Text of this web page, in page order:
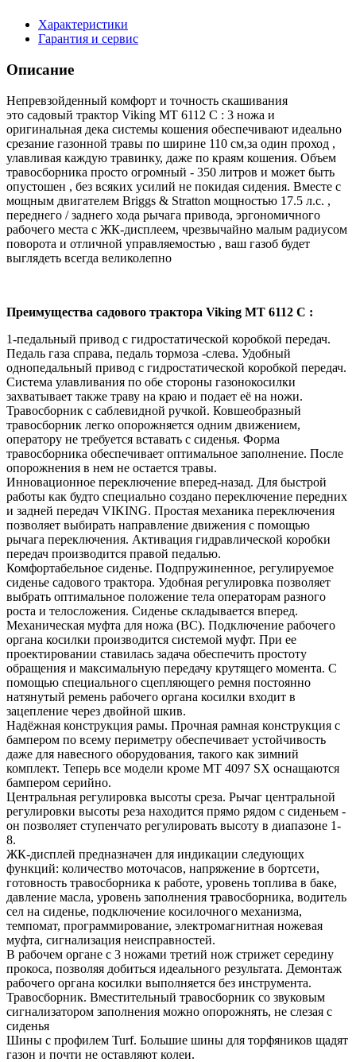
Характеристики
Гарантия и сервис
Описание
Непревзойденный комфорт и точность скашивания
это садовый трактор Viking МT 6112 C : 3 ножа и
оригинальная дека системы кошения обеспечивают идеально
срезание газонной травы по ширине 110 см,за один проход ,
улавливая каждую травинку, даже по краям кошения. Объем
травосборника просто огромный - 350 литров и может быть
опустошен , без всяких усилий не покидая сидения. Вместе с
мощным двигателем Briggs & Stratton мощностью 17.5 л.с. ,
переднего / заднего хода рычага привода, эргономичного
рабочего места с ЖК-дисплеем, чрезвычайно малым радиусом
поворота и отличной управляемостью , ваш газоб будет
выглядеть всегда великолепно
Преимущества садового трактора Viking МT 6112 C :
1-педальный привод с гидростатической коробкой передач.
Педаль газа справа, педаль тормоза -слева. Удобный
однопедальный привод с гидростатической коробкой передач.
Система улавливания по обе стороны газонокосилки
захватывает также траву на краю и подает её на ножи.
Травосборник с саблевидной ручкой. Ковшеобразный
травосборник легко опорожняется одним движением,
оператору не требуется вставать с сиденья. Форма
травосборника обеспечивает оптимальное заполнение. После
опорожнения в нем не остается травы.
Инновационное переключение вперед-назад. Для быстрой
работы как будто специально создано переключение передних
и задней передач VIKING. Простая механика переключения
позволяет выбирать направление движения с помощью
рычага переключения. Активация гидравлической коробки
передач производится правой педалью.
Комфортабельное сиденье. Подпружиненное, регулируемое
сиденье садового трактора. Удобная регулировка позволяет
выбрать оптимальное положение тела операторам разного
роста и телосложения. Сиденье складывается вперед.
Механическая муфта для ножа (BC). Подключение рабочего
органа косилки производится системой муфт. При ее
проектировании ставилась задача обеспечить простоту
обращения и максимальную передачу крутящего момента. С
помощью специального сцепляющего ремня постоянно
натянутый ремень рабочего органа косилки входит в
зацепление через двойной шкив.
Надёжная конструкция рамы. Прочная рамная конструкция с
бампером по всему периметру обеспечивает устойчивость
даже для навесного оборудования, такого как зимний
комплект. Теперь все модели кроме MT 4097 SX оснащаются
бампером серийно.
Центральная регулировка высоты среза. Рычаг центральной
регулировки высоты реза находится прямо рядом с сиденьем -
он позволяет ступенчато регулировать высоту в диапазоне 1-
8.
ЖК-дисплей предназначен для индикации следующих
функций: количество моточасов, напряжение в бортсети,
готовность травосборника к работе, уровень топлива в баке,
давление масла, уровень заполнения травосборника, водитель
сел на сиденье, подключение косилочного механизма,
темпомат, программирование, электромагнитная ножевая
муфта, сигнализация неисправностей.
В рабочем органе с 3 ножами третий нож стрижет середину
прокоса, позволяя добиться идеального результата. Демонтаж
рабочего органа косилки выполняется без инструмента.
Травосборник. Вместительный травосборник со звуковым
сигнализатором заполнения можно опорожнять, не слезая с
сиденья
Шины с профилем Turf. Большие шины для торфяников щадят
газон и почти не оставляют колеи.